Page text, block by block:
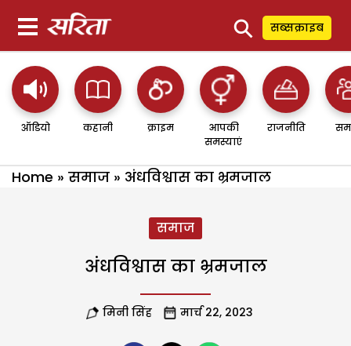
⚲ सब्सक्राइब
ऑडियो कहानी क्राइम
आपकी
समस्याएं
राजनीति
Home » समाज » अंधविश्वास का भ्रमजाल
समाज
अंधविश्वास का भ्रमजाल
मिनी सिंह मार्च 22, 2023